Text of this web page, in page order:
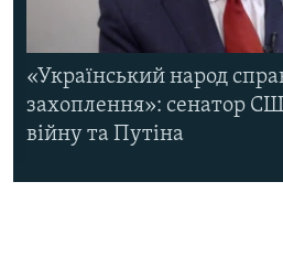
«Український народ
захоплення»: сенатор
війну та Путіна